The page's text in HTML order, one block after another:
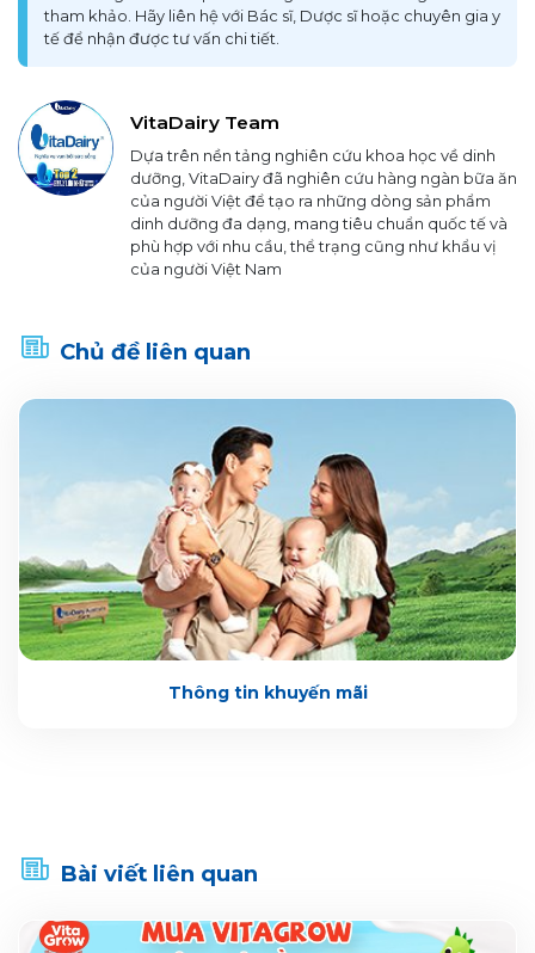
tham khảo. Hãy liên hệ với Bác sĩ, Dược sĩ hoặc chuyên gia y
tế để nhận được tư vấn chi tiết.
VitaDairy Team
Dựa trên nền tảng nghiên cứu khoa học về dinh
dưỡng, VitaDairy đã nghiên cứu hàng ngàn bữa ăn
của người Việt để tạo ra những dòng sản phẩm
dinh dưỡng đa dạng, mang tiêu chuẩn quốc tế và
phù hợp với nhu cầu, thể trạng cũng như khẩu vị
của người Việt Nam
Chủ đề liên quan
Thông tin khuyến mãi
Bài viết liên quan